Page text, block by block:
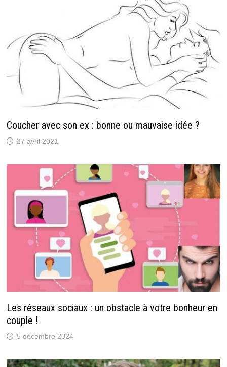
Coucher avec son ex : bonne ou mauvaise idée ?
27 avril 2021
Les réseaux sociaux : un obstacle à votre bonheur en
couple !
5 décembre 2024